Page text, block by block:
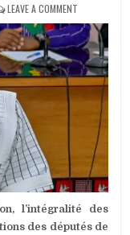
LEAVE A COMMENT
BURKINA-
DISCOURS
SUR
LA
SITUATION
DE
NATION
RÉPONSES
DU
MINISTRE
AUX
l’intégralité des
des députés de